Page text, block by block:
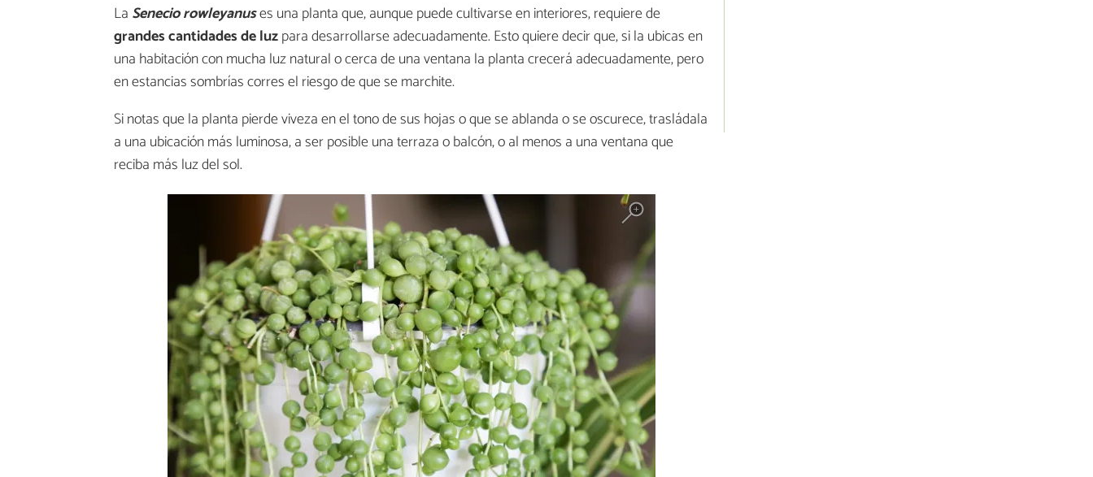
La Senecio rowleyanuses una planta que, aunque puede cultivarse en interiores, requiere de
grandes cantidades de luzpara desarrollarse adecuadamente. Esto quiere decir que, si la ubicas en
una habitación con mucha luz natural o cerca de una ventana la planta crecerá adecuadamente, pero
en estancias sombrías corres el riesgo de que se marchite.
Si notas que la planta pierde viveza en el tono de sus hojas o que se ablanda o se oscurece, trasládala
a una ubicación más luminosa, a ser posible una terraza o balcón, o al menos a una ventana que
reciba más luz del sol.